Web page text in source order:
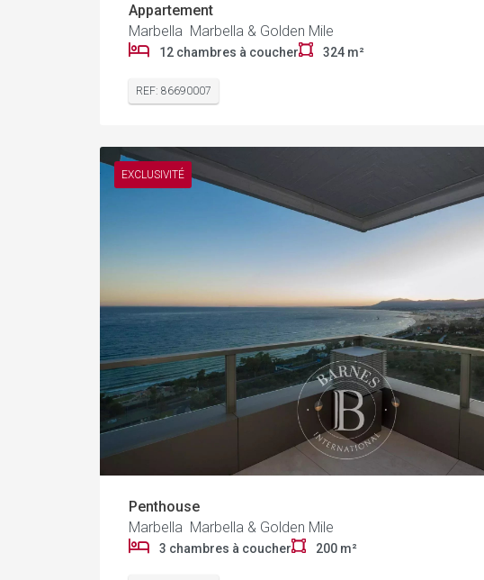
Appartement
Marbella Marbella & Golden Mile
12 chambres à coucher 324 m²
REF: 86690007
EXCLUSIVITÉ
Penthouse
Marbella Marbella & Golden Mile
3 chambres à coucher 200 m²